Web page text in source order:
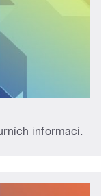
informací.